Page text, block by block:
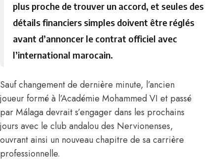
plus proche de trouver un accord, et seules des
détails financiers simples doivent être réglés
avant d’annoncer le contrat officiel avec
l’international marocain.
Sauf changement de dernière minute, l’ancien
joueur formé à l’Académie Mohammed VI et passé
par Málaga devrait s’engager dans les prochains
jours avec le club andalou des Nervionenses,
ouvrant ainsi un nouveau chapitre de sa carrière
professionnelle.